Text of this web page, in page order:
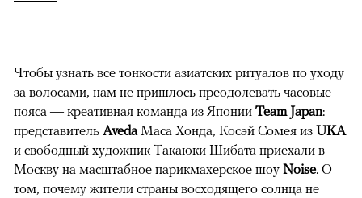
Чтобы узнать все тонкости азиатских ритуалов по уходу
за волосами, нам не пришлось преодолевать часовые
пояса — креативная команда из Японии Team Japan:
представитель AvedaМаса Хонда, Косэй Сомея из UKA
и свободный художник Такаюки Шибата приехали в
Москву на масштабное парикмахерское шоу Noise. О
том, почему жители страны восходящего солнца не